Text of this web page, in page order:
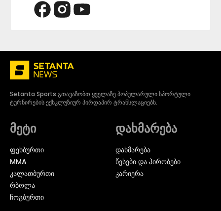
Setanta Sports გთავაზობთ ყველაზე პოპულარული სპორტული
ტურნირების ექსკლუზიურ პირდაპირ ტრანსლაციებს.
მეტი
ᲤᲔᲮᲑᲣᲠᲗᲘ
MMA
ᲙᲐᲚᲐᲗᲑᲣᲠᲗᲘ
ᲠᲑᲝᲚᲐ
ᲩᲝᲒᲑᲣᲠᲗᲘ
დახმარება
დახმარება
წესები და პირობები
კარიერა